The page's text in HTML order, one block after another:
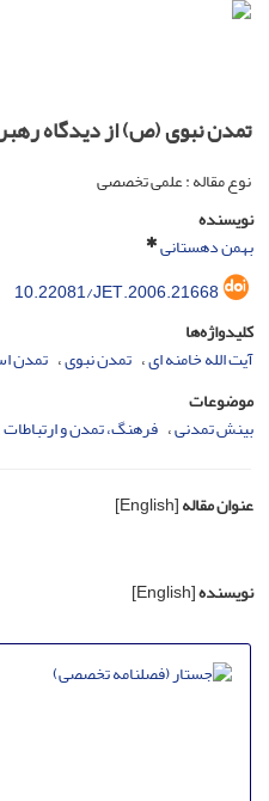
تمدن نبوی (ص) از دیدگاه
نوع مقاله : علمی تخصصی
نویسنده
بهمن دهستانی
10.22081/JET.2006.21668
کلیدواژه‌ها
آیت الله خامنه ای تمدن نبوی تمدن
موضوعات
بینش تمدنی فرهنگ، تمدن و ارتباطات
عنوان مقاله[English]
نویسنده[English]